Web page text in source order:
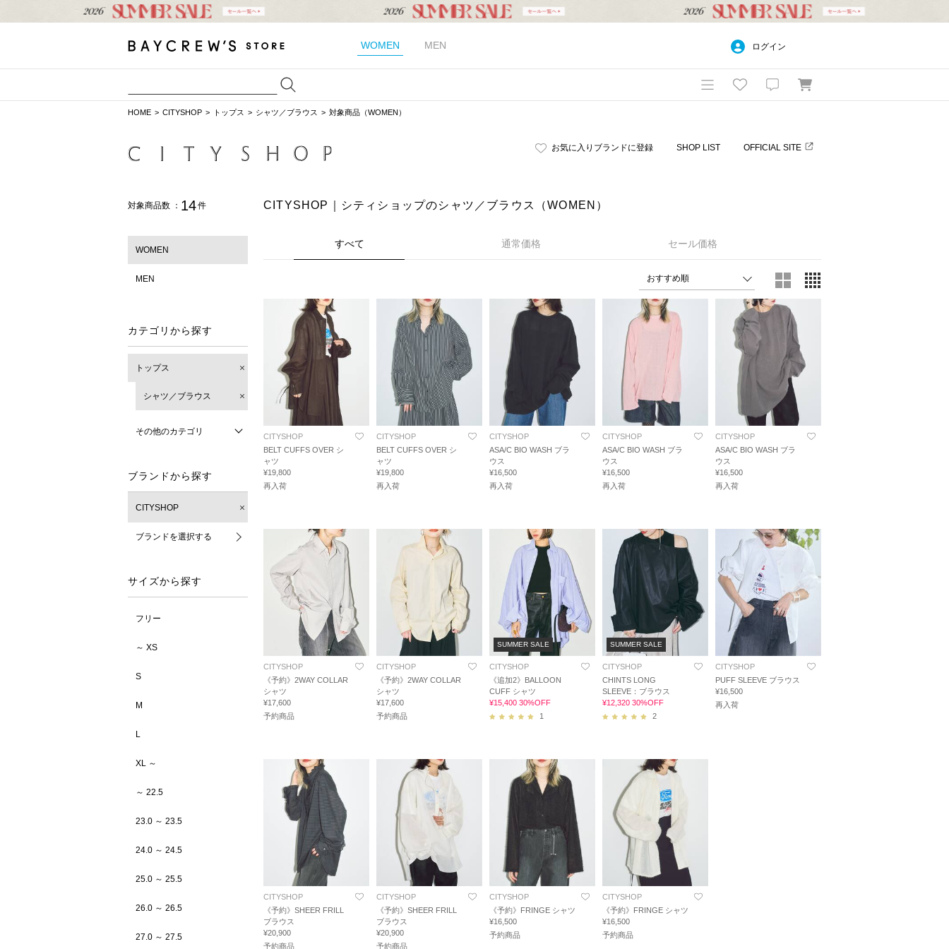
WOMEN MEN ログイン
HOME CITYSHOP トップス シャツ／ブラウス 対象商品（WOMEN）
お気に入りブランドに登録 SHOP LIST OFFICIAL SITE
対象商品数 ： 14件
WOMEN
MEN
カテゴリから探す
トップス
シャツ／ブラウス
その他のカテゴリ
ブランドから探す
CITYSHOP
ブランドを選択する
サイズから探す
フリー
～ XS
S
M
L
XL ～
～ 22.5
23.0 ～ 23.5
24.0 ～ 24.5
25.0 ～ 25.5
26.0 ～ 26.5
27.0 ～ 27.5
CITYSHOP｜シティショップのシャツ／ブラウス（WOMEN）
すべて 通常価格 セール価格
CITYSHOP
BELT CUFFS OVER シ
ャツ
¥19,800
再入荷
CITYSHOP
BELT CUFFS OVER シ
ャツ
¥19,800
再入荷
CITYSHOP
ASA/C BIO WASH ブラ
ウス
¥16,500
再入荷
CITYSHOP
ASA/C BIO WASH ブラ
ウス
¥16,500
再入荷
CITYSHOP
ASA/C BIO WASH ブラ
ウス
¥16,500
再入荷
CITYSHOP
《予約》2WAY COLLAR
シャツ
¥17,600
予約商品
CITYSHOP
《予約》2WAY COLLAR
シャツ
¥17,600
予約商品
SUMMER SALE
CITYSHOP
《追加2》BALLOON
CUFF シャツ
¥15,400 30%OFF
1
SUMMER SALE
CITYSHOP
CHINTS LONG
SLEEVE：ブラウス
¥12,320 30%OFF
2
CITYSHOP
PUFF SLEEVE ブラウス
¥16,500
再入荷
CITYSHOP
《予約》SHEER FRILL
ブラウス
¥20,900
予約商品
CITYSHOP
《予約》SHEER FRILL
ブラウス
¥20,900
予約商品
CITYSHOP
《予約》FRINGE シャツ
¥16,500
予約商品
CITYSHOP
《予約》FRINGE シャツ
¥16,500
予約商品